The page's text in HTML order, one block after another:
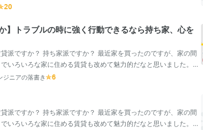
」 私は結婚するまでは賃…
】トラブルの時に強く行動できるなら持ち家、心を
派ですか？ 持ち家派ですか？ 最近家を買ったのですが、家の間
いろいろな家に住める賃貸も改めて魅力的だなと思いました。皆
」 テレビやネットでもよ…
ジニアの落書き
派ですか？ 持ち家派ですか？ 最近家を買ったのですが、家の間
いろいろな家に住める賃貸も改めて魅力的だなと思いました。皆